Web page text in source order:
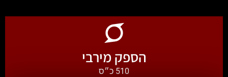
הספק מירבי
510 כ״ס